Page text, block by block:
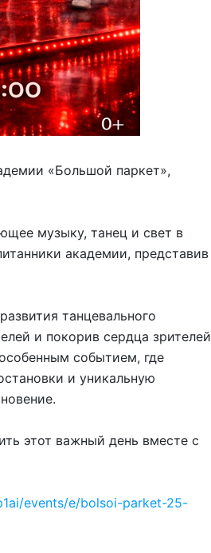
«Большой паркет»,
музыку, танец и свет в
академии, представив
танцевального
и покорив сердца зрителей
событием, где
и уникальную
этот важный день вместе с
events/e/bolsoi-parket-25-